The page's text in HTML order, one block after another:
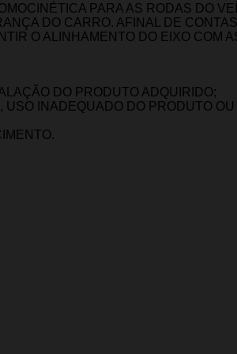
PARA AS RODAS DO
DO CARRO. AFINAL DE
O ALINHAMENTO DO EIXO COM
DO PRODUTO ADQUIRIDO;
INADEQUADO DO PRODUTO